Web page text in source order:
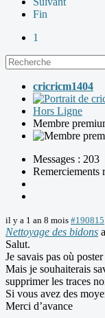
Fin
1
cricricm1404
Hors Ligne
Membre
Messages : 203
Remerciements
il y a 1 an 8 mois #190815
Nettoyage des bidons
Salut.
Je savais pas où
Mais je souhaiterais
supprimer les traces
Si vous avez des
Merci d’avance